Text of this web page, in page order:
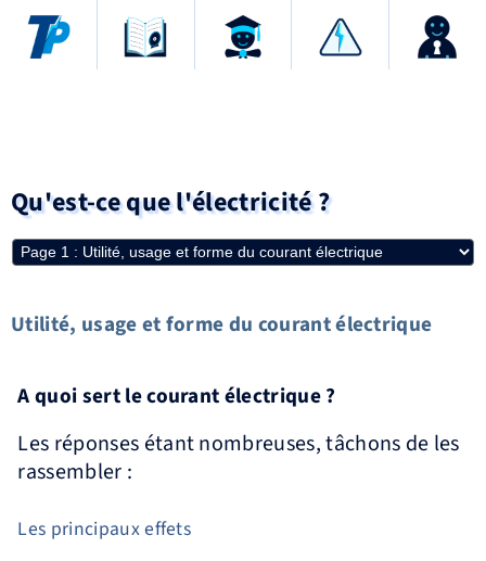
Qu'est-ce que l'électricité ?
Utilité, usage et forme du courant électrique
A quoi sert le courant électrique ?
Les réponses étant nombreuses, tâchons de les
rassembler :
Les principaux effets